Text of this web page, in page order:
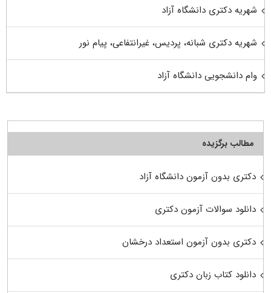
شهریه دکتری دانشگاه آزاد
شهریه دکتری شبانه، پردیس، غیرانتفاعی، پیام نور
وام دانشجویی دانشگاه آزاد
مطالب برگزیده
دکتری بدون آزمون دانشگاه آزاد
دانلود سوالات آزمون دکتری
دکتری بدون آزمون استعداد درخشان
دانلود کتاب زبان دکتری